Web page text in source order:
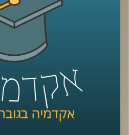
ומובלעות פשיעה.
פרופ' יואב יאיר מסביר
האתגרים הללו ומפרט על
שפיתח וכיצד באמצעות
חדשנות וחינוך נוכל
האורבני הצפוף למקום